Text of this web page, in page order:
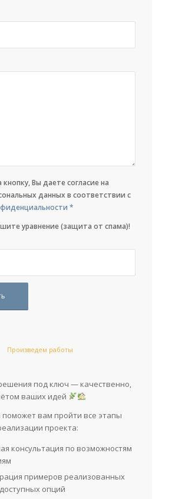
Вы даете согласие на
данных в соответствии с
*
уравнение (защита от спама)!
Произведем работы
под ключ — качественно,
ваших идей
вам пройти все этапы
проекта:
консультация по возможностям
примеров реализованных
опций